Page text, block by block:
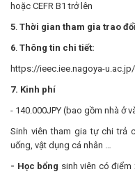
hoặc CEFR B1 trở lên
5. Thời gian tham gia trao đổi
6. Thông tin chi tiết:
https://ieec.iee.nagoya-
7. Kinh phí
- 140.000JPY (bao gồm nhà ở
Sinh viên tham gia tự chi trả
uống, vật dụng cá nhân …
- Học bổng sinh viên có điểm